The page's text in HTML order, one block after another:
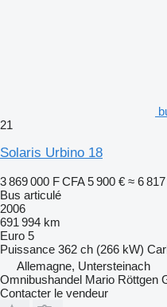
21
Solaris Urbino 18
3 869 000 F CFA 5 900 € ≈ 6
Bus articulé
2006
691 994 km
Euro 5
Puissance 362 ch (266 kW)
Allemagne, Untersteinach
Omnibushandel Mario Röttgen
Contacter le vendeur